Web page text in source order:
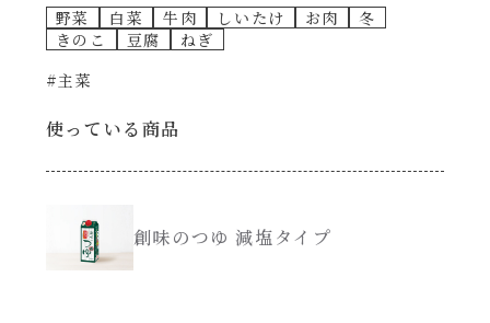
ごはんもの
スープ
本気中華
創味のつゆあまくち
創味のつゆ減塩
白だし
野菜 白菜 牛肉 しいたけ お肉
冬
きのこ
豆腐
ねぎ
#主菜
使っている商品
創味のつゆ 減塩タイプ